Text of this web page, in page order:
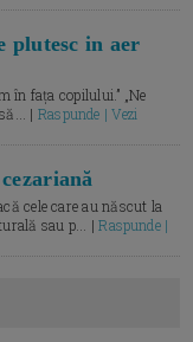
plutesc in aer
în fața copilului.” „Ne
| Raspunde | Vezi
cele care au născut la
sau p... |Raspunde |